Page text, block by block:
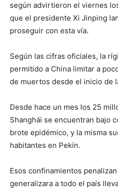
según advirtieron el viernes
que el presidente Xi Jinping
proseguir con esta vía.
Según las cifras oficiales, la
permitido a China limitar a
de muertos desde el inicio de
Desde hace un mes los 25
Shanghái se encuentran bajo
brote epidémico, y la misma
habitantes en Pekín.
Esos confinamientos
generalizara a todo el país